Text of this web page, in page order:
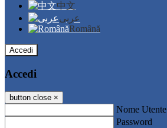
中文
عربى
Română
Accedi
Accedi
button close ×
Nome Utente
Password